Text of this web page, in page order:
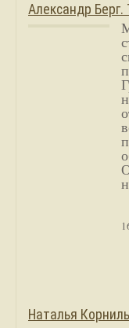
Александр Берг.
Наталья